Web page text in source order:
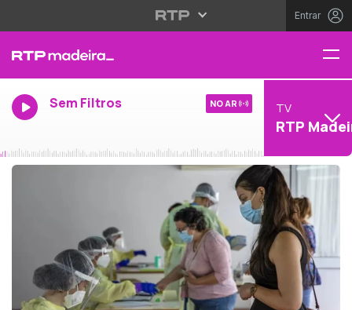
Entrar
Sem Filtros NO AR TV
RTP